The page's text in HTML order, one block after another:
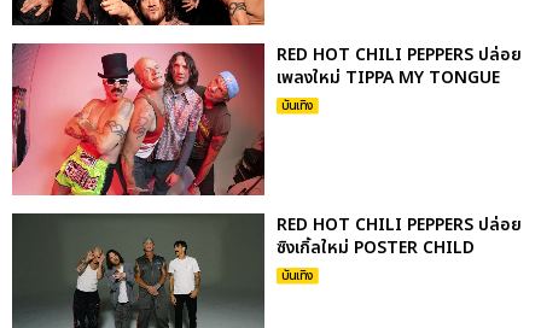
RED HOT CHILI PEPPERS ปล่อย
เพลงใหม่ TIPPA MY TONGUE
บันเทิง
RED HOT CHILI PEPPERS ปล่อย
ซิงเกิ้ลใหม่ POSTER CHILD
บันเทิง